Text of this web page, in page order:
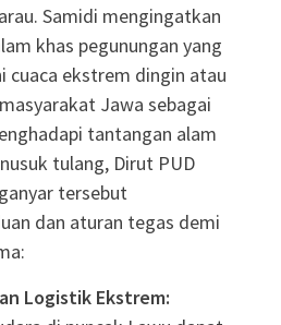
. Samidi mengingatkan
khas pegunungan yang
cuaca ekstrem dingin atau
Jawa sebagai
tantangan alam
tulang, Dirut PUD
tersebut
dan aturan tegas demi
:
Logistik Ekstrem: